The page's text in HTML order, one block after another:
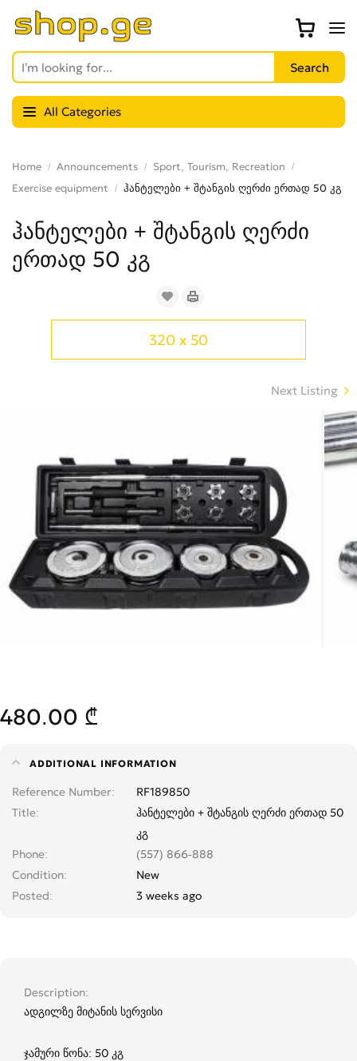
All Categories
Home Announcements
Sport, Tourism, Recreation
Exercise equipment
ჰანტელები + შტანგის ღერძი ერთად 50 კგ
ჰანტელები + შტანგის ღერძი
ერთად 50 კგ
320 x 50
Next Listing
480.00 ₾
ADDITIONAL INFORMATION
Reference Number
RF189850
Title
ჰანტელები + შტანგის ღერძი ერთად 50
კგ
Phone
(557) 866-888
Condition
New
Posted
3 weeks ago
Description
ადგილზე მიტანის სერვისი
ჯამური წონა: 50 კგ